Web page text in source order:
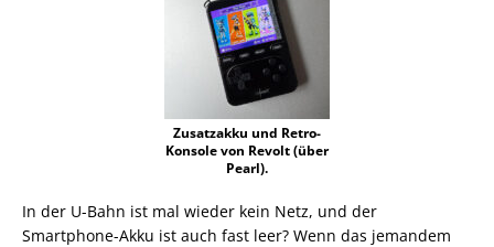
Zusatzakku und Retro-
Konsole von Revolt (über
Pearl).
In der U-Bahn ist mal wieder kein Netz, und der
Smartphone-Akku ist auch fast leer? Wenn das jemandem